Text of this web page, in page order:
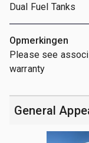
Dual Fuel Tanks
Opmerkingen
Please see
warranty
General